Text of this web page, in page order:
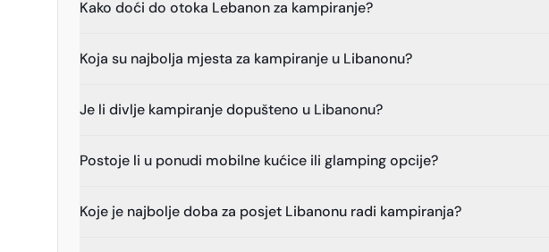
Kako doći do otoka Lebanon za kampiranje?
Koja su najbolja mjesta za kampiranje u Libanonu?
Je li divlje kampiranje dopušteno u Libanonu?
Postoje li u ponudi mobilne kućice ili glamping opcije?
Koje je najbolje doba za posjet Libanonu radi kampiranja?